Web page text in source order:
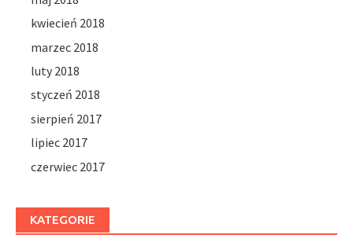
kwiecień 2018
marzec 2018
luty 2018
styczeń 2018
sierpień 2017
lipiec 2017
czerwiec 2017
KATEGORIE